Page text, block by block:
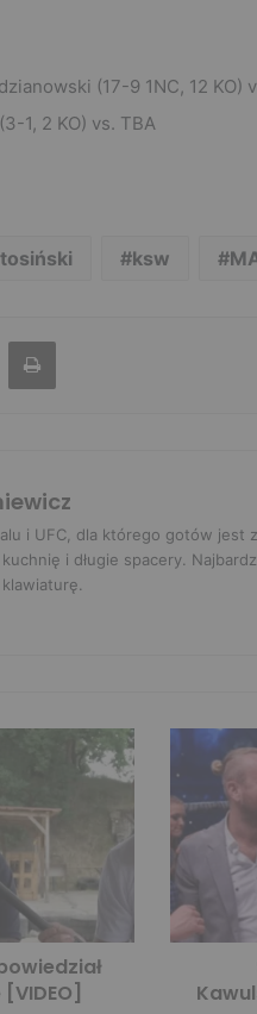
(17-9 1NC, 12 KO)
1, 2 KO) vs. TBA
ksw
przez e-mail Drukuj
i UFC, dla którego gotów jest
i długie spacery.